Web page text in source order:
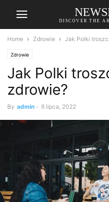
DISCOVER THE
Home Zdrowie Jak Polki
Zdrowie
Jak Polki
zdrowie?
By admin - 6 lipca, 2022